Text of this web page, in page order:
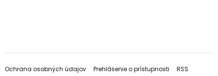
Ochrana osobných údajov Prehlásenie o prístupnosti RSS